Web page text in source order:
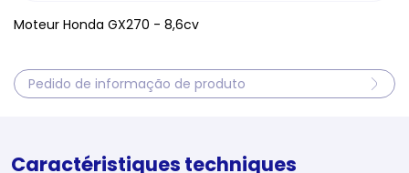
Moteur Honda GX270 - 8,6cv
Pedido de informação de produto
Caractéristiques techniques